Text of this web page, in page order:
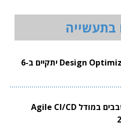
בתעשייה
וובינר סינופסיס ל-Design Optimization יתקיים ב-6
וובינר סינופסיס לתכנון שבבים במודל Agile CI/CD